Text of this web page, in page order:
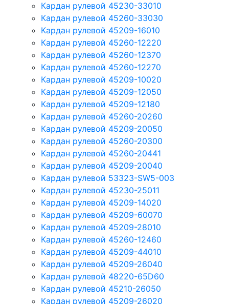
Кардан рулевой 45230-33010
Кардан рулевой 45260-33030
Кардан рулевой 45209-16010
Кардан рулевой 45260-12220
Кардан рулевой 45260-12370
Кардан рулевой 45260-12270
Кардан рулевой 45209-10020
Кардан рулевой 45209-12050
Кардан рулевой 45209-12180
Кардан рулевой 45260-20260
Кардан рулевой 45209-20050
Кардан рулевой 45260-20300
Кардан рулевой 45260-20441
Кардан рулевой 45209-20040
Кардан рулевой 53323-SW5-003
Кардан рулевой 45230-25011
Кардан рулевой 45209-14020
Кардан рулевой 45209-60070
Кардан рулевой 45209-28010
Кардан рулевой 45260-12460
Кардан рулевой 45209-44010
Кардан рулевой 45209-26040
Кардан рулевой 48220-65D60
Кардан рулевой 45210-26050
Кардан рулевой 45209-26020